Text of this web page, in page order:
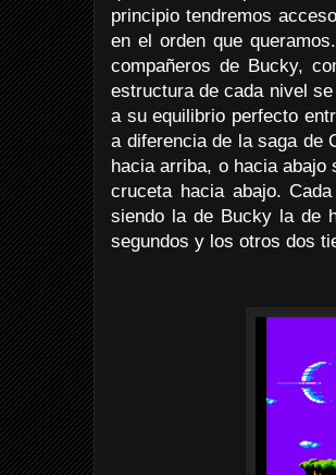
principio tendremos
en el orden que
compañeros de Bucky,
estructura de cada nivel
a su equilibrio perfecto
a diferencia de la saga de
hacia arriba, o hacia
cruceta hacia abajo.
siendo la de Bucky la de
segundos y los otros dos